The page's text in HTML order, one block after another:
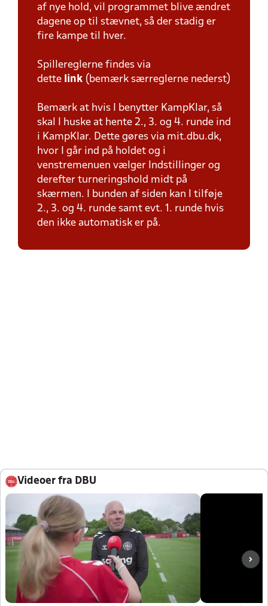
af nye hold, vil programmet blive ændret
dagene op til stævnet, så der stadig er
fire kampe til hver.
Spillereglerne findes via
dette link (bemærk særreglerne nederst)
Bemærk at hvis I benytter KampKlar, så
skal I huske at hente 2., 3. og 4. runde ind
i KampKlar. Dette gøres via mit.dbu.dk,
hvor I går ind på holdet og i
venstremenuen vælger Indstillinger og
derefter turneringshold midt på
skærmen. I bunden af siden kan I tilføje
2., 3. og 4. runde samt evt. 1. runde hvis
den ikke automatisk er på.
Videoer fra DBU